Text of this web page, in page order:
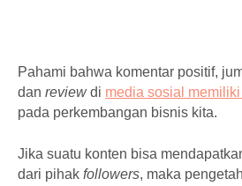
Pahami bahwa komentar positif,
dan reviewdi media sosial
pada perkembangan bisnis kita.
Jika suatu konten bisa
dari pihak followers, maka